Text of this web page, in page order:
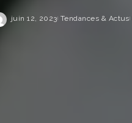
juin 12, 2023 Tendances & Actus